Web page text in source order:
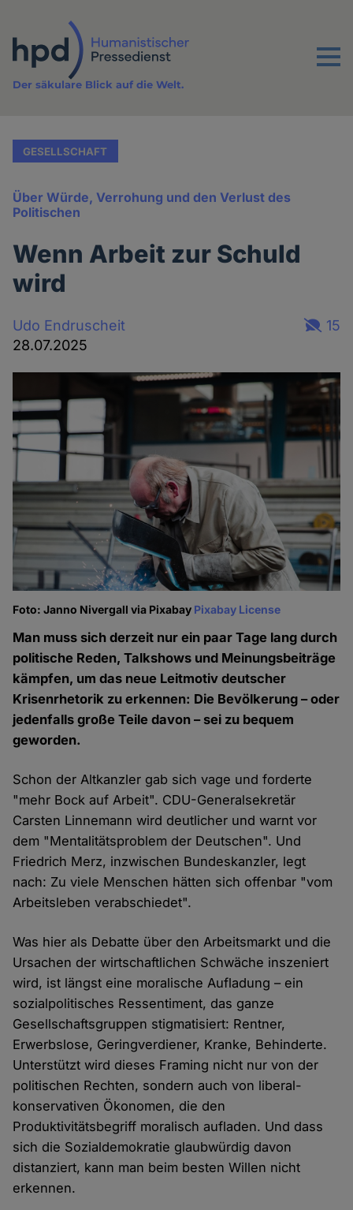
Inhalt
Menu
Der säkulare Blick auf die Welt.
GESELLSCHAFT
Über Würde, Verrohung und den Verlust des
Politischen
Wenn Arbeit zur Schuld
wird
Udo Endruscheit
28.07.2025
15
Foto: Janno Nivergall via Pixabay Pixabay License
Man muss sich derzeit nur ein paar Tage lang durch
politische Reden, Talkshows und Meinungsbeiträge
kämpfen, um das neue Leitmotiv deutscher
Krisenrhetorik zu erkennen: Die Bevölkerung – oder
jedenfalls große Teile davon – sei zu bequem
geworden.
Schon der Altkanzler gab sich vage und forderte
"mehr Bock auf Arbeit". CDU-Generalsekretär
Carsten Linnemann wird deutlicher und warnt vor
dem "Mentalitätsproblem der Deutschen". Und
Friedrich Merz, inzwischen Bundeskanzler, legt
nach: Zu viele Menschen hätten sich offenbar "vom
Arbeitsleben verabschiedet".
Was hier als Debatte über den Arbeitsmarkt und die
Ursachen der wirtschaftlichen Schwäche inszeniert
wird, ist längst eine moralische Aufladung – ein
sozialpolitisches Ressentiment, das ganze
Gesellschaftsgruppen stigmatisiert: Rentner,
Erwerbslose, Geringverdiener, Kranke, Behinderte.
Unterstützt wird dieses Framing nicht nur von der
politischen Rechten, sondern auch von liberal-
konservativen Ökonomen, die den
Produktivitätsbegriff moralisch aufladen. Und dass
sich die Sozialdemokratie glaubwürdig davon
distanziert, kann man beim besten Willen nicht
erkennen.